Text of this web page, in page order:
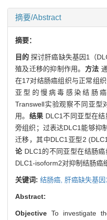
摘要/Abstract
摘要：
目的 探讨肝癌缺失基因1（
殖及迁移的抑制作用。 方法
在17对结肠癌组织与正常组
亚型的慢病毒感染结肠癌
Transwell实验观察不同亚型
用。 结果 DLC1不同亚型在
旁组织；过表达DLC1能够抑
迁移，其中DLC1亚型2
论DLC1的不同亚型在结肠癌
DLC1-isoform2对抑制结肠癌
关键词: 结肠癌, 肝癌缺失基因
Abstract:
Objective To investigate